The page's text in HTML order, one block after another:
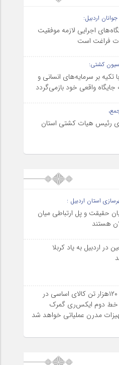
اردبیل:
اجرایی لازمه موفقیت
فراغت است
کشتی:
تکیه بر سرمایه‌های انسانی و
جایگاه واقعی خود بازمی‌گردد
رئیس هیات کشتی استان
استان اردبیل :
حقیقت و پل ارتباطی میان
هستند
در اردبیل به یاد کربلا
تأمین و توزیع ۱۲۰هزار تن کالای اساسی در
خط دوم ایکس‌ری گمرک
مدرن عملیاتی خواهد شد